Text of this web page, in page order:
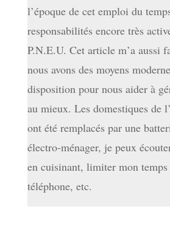
l’époque de cet emploi du
responsabilités encore très
P.N.E.U. Cet article m’a aussi
nous avons des moyens
disposition pour nous aider à
au mieux. Les domestiques de
ont été remplacés par une
électro-ménager, je peux
en cuisinant, limiter mon
téléphone, etc.